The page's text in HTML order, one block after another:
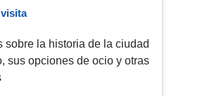
sobre la historia de la ciudad
sus opciones de ocio y otras